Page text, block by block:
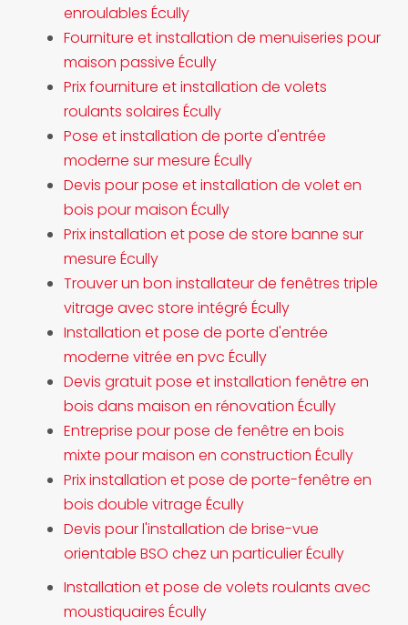
enroulables Écully
Fourniture et installation de menuiseries pour
maison passive Écully
Prix fourniture et installation de volets
roulants solaires Écully
Pose et installation de porte d'entrée
moderne sur mesure Écully
Devis pour pose et installation de volet en
bois pour maison Écully
Prix installation et pose de store banne sur
mesure Écully
Trouver un bon installateur de fenêtres triple
vitrage avec store intégré Écully
Installation et pose de porte d'entrée
moderne vitrée en pvc Écully
Devis gratuit pose et installation fenêtre en
bois dans maison en rénovation Écully
Entreprise pour pose de fenêtre en bois
mixte pour maison en construction Écully
Prix installation et pose de porte-fenêtre en
bois double vitrage Écully
Devis pour l'installation de brise-vue
orientable BSO chez un particulier Écully
Installation et pose de volets roulants avec
moustiquaires Écully